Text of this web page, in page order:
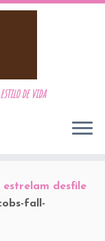
de vida
estrelam desfile
fall-